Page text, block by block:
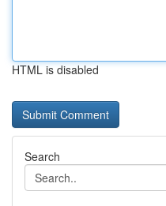
HTML is disabled
Search